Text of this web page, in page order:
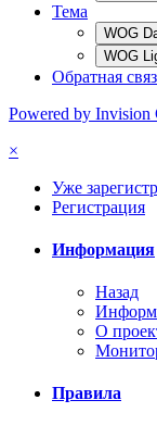
Тема
WOG
WOG
Обратная
Powered by Invision
×
Уже
Регистрация
Информация
Назад
О
Правила